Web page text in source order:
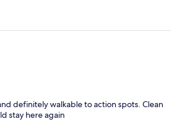
definitely walkable to action spots. Clean
stay here again